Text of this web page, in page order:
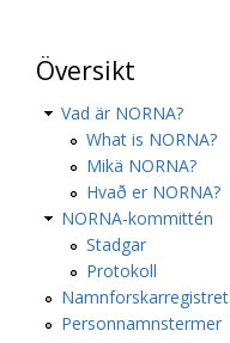
Översikt
Vad är NORNA?
What is NORNA?
Mikä NORNA?
Hvað er NORNA?
NORNA-kommittén
Stadgar
Protokoll
Namnforskarregistret
Personnamnstermer